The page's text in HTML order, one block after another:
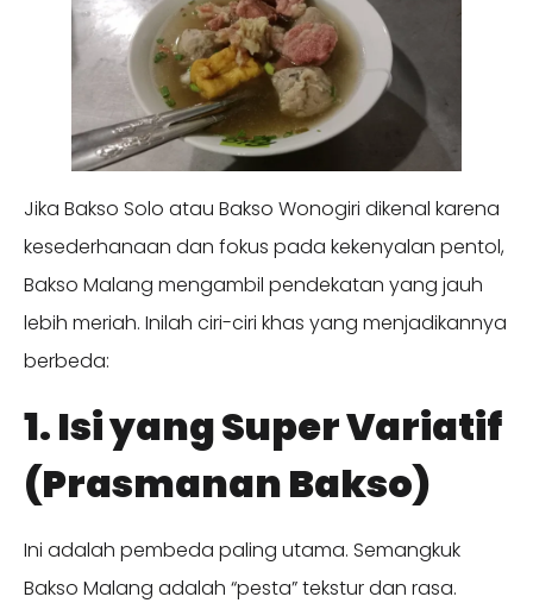
Jika Bakso Solo atau Bakso Wonogiri dikenal karena
kesederhanaan dan fokus pada kekenyalan pentol,
Bakso Malang mengambil pendekatan yang jauh
lebih meriah. Inilah ciri-ciri khas yang menjadikannya
berbeda:
1. Isi yang Super Variatif
(Prasmanan Bakso)
Ini adalah pembeda paling utama. Semangkuk
Bakso Malang adalah “pesta” tekstur dan rasa.